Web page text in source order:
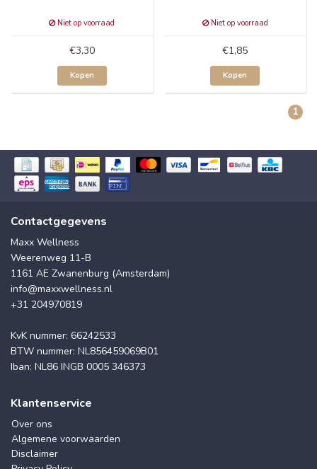
Niet op voorraad
€3,30
Kopen
Niet op voorraad
€1,85
Kopen
1
Contactgegevens
Maxx Wellness
Weerenweg 11-B
1161 AE Zwanenburg (Amsterdam)
info@maxxwellness.nl
+31 204970819
KvK nummer: 66242533
BTW nummer: NL856459069B01
Iban: NL86 INGB 0005 346373
Klantenservice
Over ons
Algemene voorwaarden
Disclaimer